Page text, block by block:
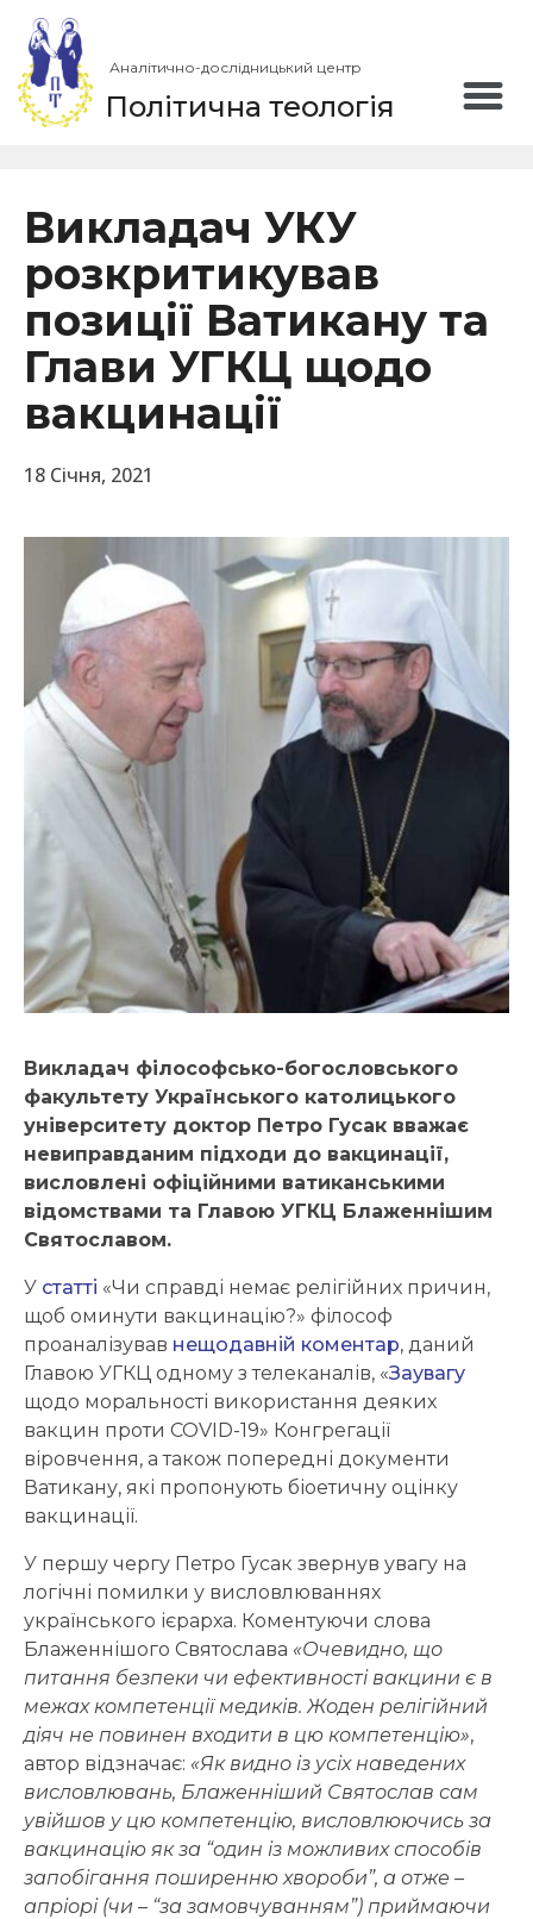
Аналітично-дослідницький центр
Політична теологія
Викладач УКУ
розкритикував
позиції Ватикану та
Глави УГКЦ щодо
вакцинації
18 Січня, 2021
Викладач філософсько-богословського
факультету Українського католицького
університету доктор Петро Гусак вважає
невиправданим підходи до вакцинації,
висловлені офіційними ватиканськими
відомствами та Главою УГКЦ Блаженнішим
Святославом.
У статті «Чи справді немає релігійних причин,
щоб оминути вакцинацію?» філософ
проаналізував нещодавній коментар, даний
Главою УГКЦ одному з телеканалів, «Заувагу
щодо моральності використання деяких
вакцин проти COVID-19» Конгрегації
віровчення, а також попередні документи
Ватикану, які пропонують біоетичну оцінку
вакцинації.
У першу чергу Петро Гусак звернув увагу на
логічні помилки у висловлюваннях
українського ієрарха. Коментуючи слова
Блаженнішого Святослава «Очевидно, що
питання безпеки чи ефективності вакцини є в
межах компетенції медиків. Жоден релігійний
діяч не повинен входити в цю компетенцію»,
автор відзначає: «Як видно із усіх наведених
висловлювань, Блаженніший Святослав сам
увійшов у цю компетенцію, висловлюючись за
вакцинацію як за “один із можливих способів
запобігання поширенню хвороби”, а отже –
апріорі (чи – “за замовчуванням”) приймаючи